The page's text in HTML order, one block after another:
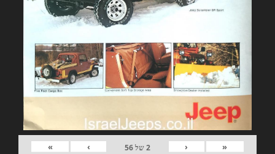
«
‹
2של56
›
»